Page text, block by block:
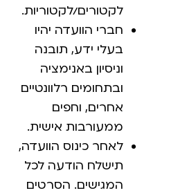
לקטורים/לקטוריות.
חברי הוועדה יהיו
בעלי ידע, תובנה
וניסיון באנימציה
ובתחומים רלוונטיים
אחרים, וחפים
ממעורבות אישית.
לאחר כינוס הוועדה,
תישלח הודעה לכל
המגישים. הסרטים